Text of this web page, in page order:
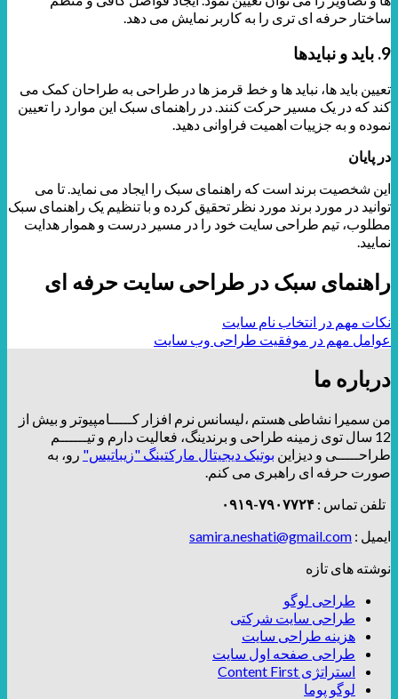
ساختار حرفه ای تری را به کاربر نمایش می دهد.
9. باید و نبایدها
تعیین باید ها، نباید ها و خط قرمز ها در طراحی به طراحان کمک می
کند که در یک مسیر حرکت کنند. در راهنمای سبک این موارد را تعیین
نموده و به جزییات اهمیت فراوانی دهید.
در پایان
این شخصیت برند است که راهنمای سبک را ایجاد می نماید. تا می
توانید در مورد برند مورد نظر تحقیق کرده و با تنظیم یک راهنمای سبک
مطلوب، تیم طراحی سایت خود را در مسیر درست و هموار هدایت
نمایید.
راهنمای سبک در طراحی سایت حرفه ای
نکات مهم در انتخاب نام سایت
عوامل مهم در موفقیت طراحی وب سایت
درباره ما
من سمیرا نشاطی هستم ،لیسانس نرم افزار کـــــامپیوتر و بیش از
12 سال توی زمینه طراحی و برندینگ، فعالیت دارم و تیــــــم
طراحـــــی و دیزاین بوتیک دیجیتال مارکتینگ "زیباتیس" رو، به
صورت حرفه ای راهبری می کنم.
تلفن تماس : ۷۹۰۷۷۲۴-۰۹۱۹
ایمیل : samira.neshati@gmail.com
نوشته های تازه
طراحی لوگو
طراحی سایت شرکتی
هزینه طراحی سایت
طراحی صفحه اول سایت
استراتژی Content First
لوگو پوما